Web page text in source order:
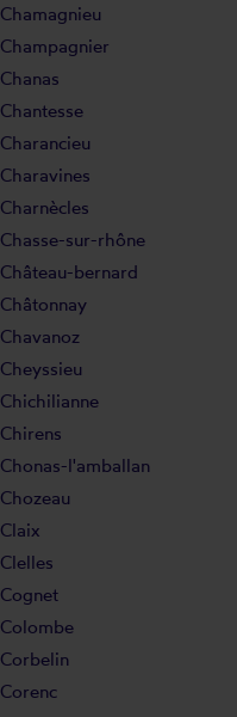
Chamagnieu
Champagnier
Chanas
Chantesse
Charancieu
Charavines
Charnècles
Chasse-sur-rhône
Château-bernard
Châtonnay
Chavanoz
Cheyssieu
Chichilianne
Chirens
Chonas-l'amballan
Chozeau
Claix
Clelles
Cognet
Colombe
Corbelin
Corenc